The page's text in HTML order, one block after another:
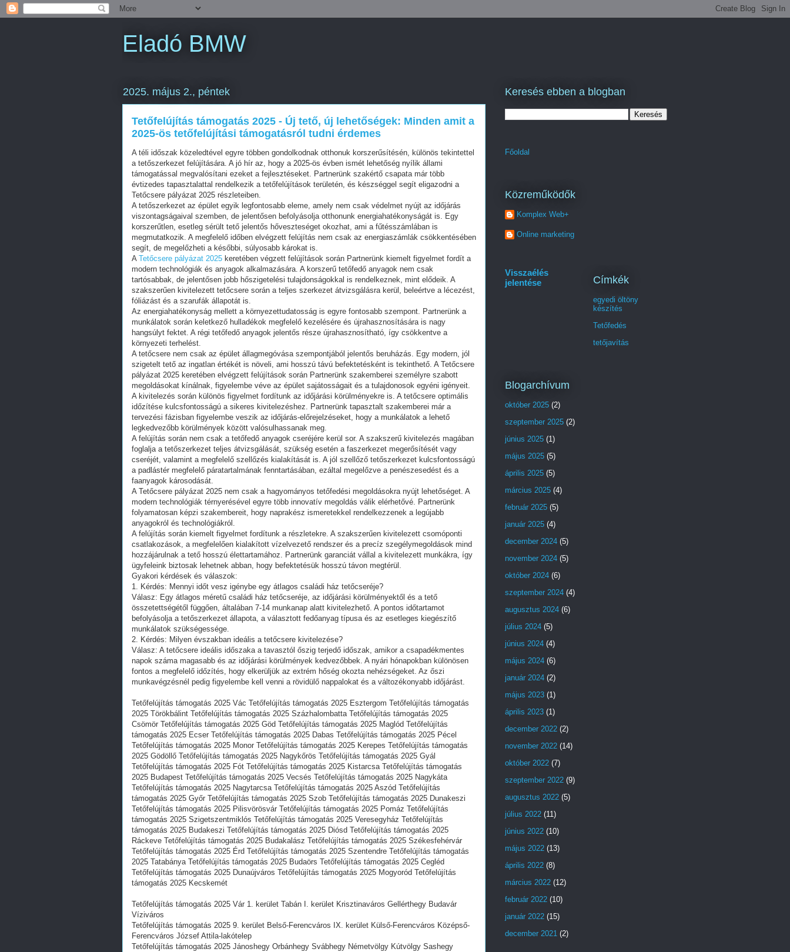
Eladó BMW
2025. május 2., péntek
Tetőfelújítás támogatás 2025 - Új tető, új lehetőségek: Minden amit a
2025-ös tetőfelújítási támogatásról tudni érdemes
A téli időszak közeledtével egyre többen gondolkodnak otthonuk korszerűsítésén, különös tekintettel
a tetőszerkezet felújítására. A jó hír az, hogy a 2025-ös évben ismét lehetőség nyílik állami
támogatással megvalósítani ezeket a fejlesztéseket. Partnerünk szakértő csapata már több
évtizedes tapasztalattal rendelkezik a tetőfelújítások területén, és készséggel segít eligazodni a
Tetőcsere pályázat 2025 részleteiben.
A tetőszerkezet az épület egyik legfontosabb eleme, amely nem csak védelmet nyújt az időjárás
viszontagságaival szemben, de jelentősen befolyásolja otthonunk energiahatékonyságát is. Egy
korszerűtlen, esetleg sérült tető jelentős hőveszteséget okozhat, ami a fűtésszámlában is
megmutatkozik. A megfelelő időben elvégzett felújítás nem csak az energiaszámlák csökkentésében
segít, de megelőzheti a későbbi, súlyosabb károkat is.
A Tetőcsere pályázat 2025 keretében végzett felújítások során Partnerünk kiemelt figyelmet fordít a
modern technológiák és anyagok alkalmazására. A korszerű tetőfedő anyagok nem csak
tartósabbak, de jelentősen jobb hőszigetelési tulajdonságokkal is rendelkeznek, mint elődeik. A
szakszerűen kivitelezett tetőcsere során a teljes szerkezet átvizsgálásra kerül, beleértve a lécezést,
fóliázást és a szarufák állapotát is.
Az energiahatékonyság mellett a környezettudatosság is egyre fontosabb szempont. Partnerünk a
munkálatok során keletkező hulladékok megfelelő kezelésére és újrahasznosítására is nagy
hangsúlyt fektet. A régi tetőfedő anyagok jelentős része újrahasznosítható, így csökkentve a
környezeti terhelést.
A tetőcsere nem csak az épület állagmegóvása szempontjából jelentős beruházás. Egy modern, jól
szigetelt tető az ingatlan értékét is növeli, ami hosszú távú befektetésként is tekinthető. A Tetőcsere
pályázat 2025 keretében elvégzett felújítások során Partnerünk szakemberei személyre szabott
megoldásokat kínálnak, figyelembe véve az épület sajátosságait és a tulajdonosok egyéni igényeit.
A kivitelezés során különös figyelmet fordítunk az időjárási körülményekre is. A tetőcsere optimális
időzítése kulcsfontosságú a sikeres kivitelezéshez. Partnerünk tapasztalt szakemberei már a
tervezési fázisban figyelembe veszik az időjárás-előrejelzéseket, hogy a munkálatok a lehető
legkedvezőbb körülmények között valósulhassanak meg.
A felújítás során nem csak a tetőfedő anyagok cseréjére kerül sor. A szakszerű kivitelezés magában
foglalja a tetőszerkezet teljes átvizsgálását, szükség esetén a faszerkezet megerősítését vagy
cseréjét, valamint a megfelelő szellőzés kialakítását is. A jól szellőző tetőszerkezet kulcsfontosságú
a padlástér megfelelő páratartalmának fenntartásában, ezáltal megelőzve a penészesedést és a
faanyagok károsodását.
A Tetőcsere pályázat 2025 nem csak a hagyományos tetőfedési megoldásokra nyújt lehetőséget. A
modern technológiák térnyerésével egyre több innovatív megoldás válik elérhetővé. Partnerünk
folyamatosan képzi szakembereit, hogy naprakész ismeretekkel rendelkezzenek a legújabb
anyagokról és technológiákról.
A felújítás során kiemelt figyelmet fordítunk a részletekre. A szakszerűen kivitelezett csomóponti
csatlakozások, a megfelelően kialakított vízelvezető rendszer és a precíz szegélymegoldások mind
hozzájárulnak a tető hosszú élettartamához. Partnerünk garanciát vállal a kivitelezett munkákra, így
ügyfeleink biztosak lehetnek abban, hogy befektetésük hosszú távon megtérül.
Gyakori kérdések és válaszok:
1. Kérdés: Mennyi időt vesz igénybe egy átlagos családi ház tetőcseréje?
Válasz: Egy átlagos méretű családi ház tetőcseréje, az időjárási körülményektől és a tető
összetettségétől függően, általában 7-14 munkanap alatt kivitelezhető. A pontos időtartamot
befolyásolja a tetőszerkezet állapota, a választott fedőanyag típusa és az esetleges kiegészítő
munkálatok szükségessége.
2. Kérdés: Milyen évszakban ideális a tetőcsere kivitelezése?
Válasz: A tetőcsere ideális időszaka a tavasztól őszig terjedő időszak, amikor a csapadékmentes
napok száma magasabb és az időjárási körülmények kedvezőbbek. A nyári hónapokban különösen
fontos a megfelelő időzítés, hogy elkerüljük az extrém hőség okozta nehézségeket. Az őszi
munkavégzésnél pedig figyelembe kell venni a rövidülő nappalokat és a változékonyabb időjárást.
Tetőfelújítás támogatás 2025 Vác Tetőfelújítás támogatás 2025 Esztergom Tetőfelújítás támogatás
2025 Törökbálint Tetőfelújítás támogatás 2025 Százhalombatta Tetőfelújítás támogatás 2025
Csömör Tetőfelújítás támogatás 2025 Göd Tetőfelújítás támogatás 2025 Maglód Tetőfelújítás
támogatás 2025 Ecser Tetőfelújítás támogatás 2025 Dabas Tetőfelújítás támogatás 2025 Pécel
Tetőfelújítás támogatás 2025 Monor Tetőfelújítás támogatás 2025 Kerepes Tetőfelújítás támogatás
2025 Gödöllő Tetőfelújítás támogatás 2025 Nagykőrös Tetőfelújítás támogatás 2025 Gyál
Tetőfelújítás támogatás 2025 Fót Tetőfelújítás támogatás 2025 Kistarcsa Tetőfelújítás támogatás
2025 Budapest Tetőfelújítás támogatás 2025 Vecsés Tetőfelújítás támogatás 2025 Nagykáta
Tetőfelújítás támogatás 2025 Nagytarcsa Tetőfelújítás támogatás 2025 Aszód Tetőfelújítás
támogatás 2025 Győr Tetőfelújítás támogatás 2025 Szob Tetőfelújítás támogatás 2025 Dunakeszi
Tetőfelújítás támogatás 2025 Pilisvörösvár Tetőfelújítás támogatás 2025 Pomáz Tetőfelújítás
támogatás 2025 Szigetszentmiklós Tetőfelújítás támogatás 2025 Veresegyház Tetőfelújítás
támogatás 2025 Budakeszi Tetőfelújítás támogatás 2025 Diósd Tetőfelújítás támogatás 2025
Ráckeve Tetőfelújítás támogatás 2025 Budakalász Tetőfelújítás támogatás 2025 Székesfehérvár
Tetőfelújítás támogatás 2025 Érd Tetőfelújítás támogatás 2025 Szentendre Tetőfelújítás támogatás
2025 Tatabánya Tetőfelújítás támogatás 2025 Budaörs Tetőfelújítás támogatás 2025 Cegléd
Tetőfelújítás támogatás 2025 Dunaújváros Tetőfelújítás támogatás 2025 Mogyoród Tetőfelújítás
támogatás 2025 Kecskemét
Tetőfelújítás támogatás 2025 Vár 1. kerület Tabán I. kerület Krisztinaváros Gellérthegy Budavár
Víziváros
Tetőfelújítás támogatás 2025 9. kerület Belső-Ferencváros IX. kerület Külső-Ferencváros Középső-
Ferencváros József Attila-lakótelep
Tetőfelújítás támogatás 2025 Jánoshegy Orbánhegy Svábhegy Németvölgy Kútvölgy Sashegy
Keresés ebben a blogban
Főoldal
Közreműködők
Komplex Web+
Online marketing
Visszaélés
jelentése
Címkék
egyedi öltöny
készítés
Tetőfedés
tetőjavítás
Blogarchívum
október 2025 (2)
szeptember 2025 (2)
június 2025 (1)
május 2025 (5)
április 2025 (5)
március 2025 (4)
február 2025 (5)
január 2025 (4)
december 2024 (5)
november 2024 (5)
október 2024 (6)
szeptember 2024 (4)
augusztus 2024 (6)
július 2024 (5)
június 2024 (4)
május 2024 (6)
január 2024 (2)
május 2023 (1)
április 2023 (1)
december 2022 (2)
november 2022 (14)
október 2022 (7)
szeptember 2022 (9)
augusztus 2022 (5)
július 2022 (11)
június 2022 (10)
május 2022 (13)
április 2022 (8)
március 2022 (12)
február 2022 (10)
január 2022 (15)
december 2021 (2)